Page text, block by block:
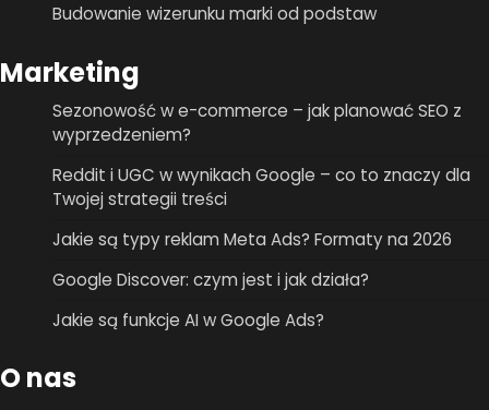
Budowanie wizerunku marki od podstaw
Marketing
Sezonowość w e-commerce – jak planować SEO z
wyprzedzeniem?
Reddit i UGC w wynikach Google – co to znaczy dla
Twojej strategii treści
Jakie są typy reklam Meta Ads? Formaty na 2026
Google Discover: czym jest i jak działa?
Jakie są funkcje AI w Google Ads?
O nas